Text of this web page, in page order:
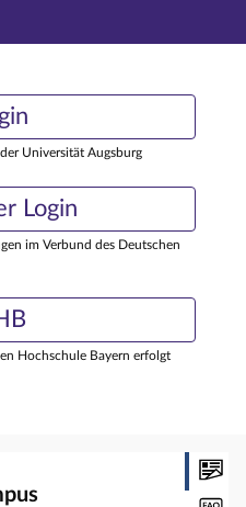
Universität Augsburg
Login
im Verbund des Deutschen
Hochschule Bayern erfolgt